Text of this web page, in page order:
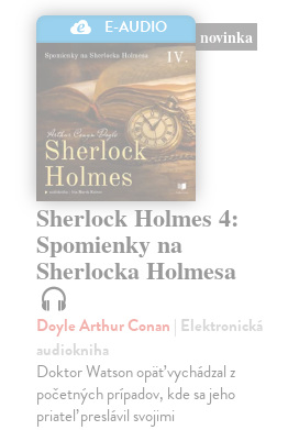
E-AUDIO novinka
Sherlock Holmes 4:
Spomienky na
Sherlocka Holmesa
Doyle Arthur Conan | Elektronická
audiokniha
Doktor Watson opäť vychádzal z
početných prípadov, kde sa jeho
priateľ preslávil svojimi